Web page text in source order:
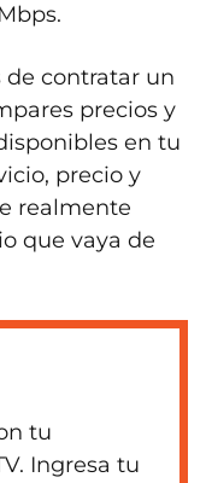
de contratar un
precios y
en tu
precio y
realmente
que vaya de
tu
Ingresa tu